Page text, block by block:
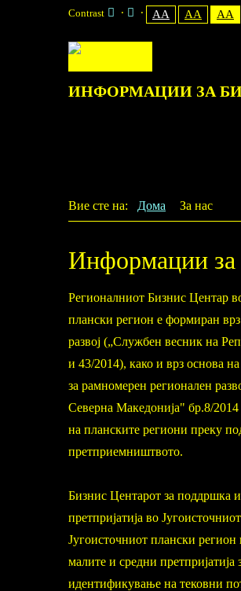
Contrast AA AA AA
ИНФОРМАЦИИ ЗА
Вие сте на: Дома За нас
Информации за
Регионалниот Бизнис Центар
плански регион е формиран
развој („Службен весник на
и 43/2014), како и врз основа
за рамномерен регионален
Северна Македонија" бр.8/
на планските региони преку
претприемништвото.
Бизнис Центарот за поддршка
претпријатија во
Југоисточниот плански
малите и средни
идентификување на тековни